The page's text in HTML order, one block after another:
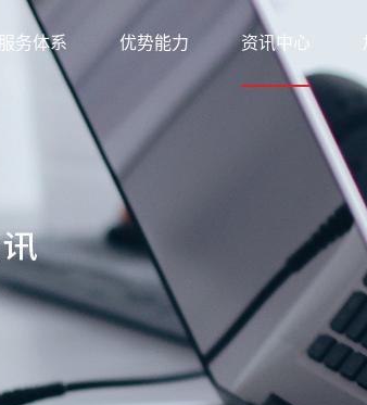
服务体系 优势能力
信息科技
服务网络
资源优势
解决方案
资讯中心
新闻中心
下载中心